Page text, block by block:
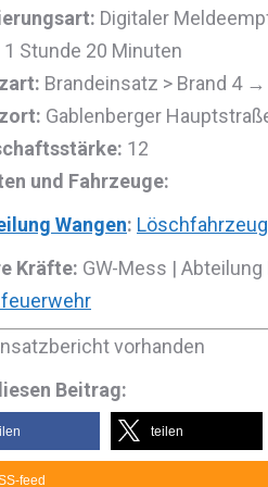
Digitaler
1 Stunde 20 Minuten
Brandeinsatz > Brand 4 →
Gablenberger
12
und Fahrzeuge:
Wangen:
Kräfte: GW-Mess |
vorhanden
Beitrag:
teilen
feed